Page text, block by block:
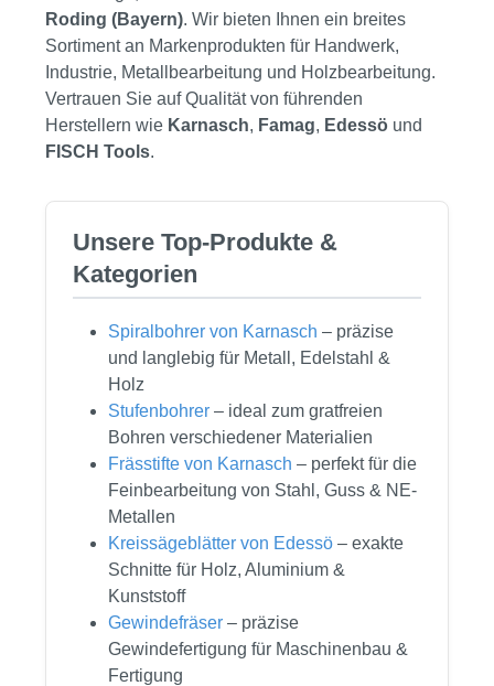
Roding (Bayern). Wir bieten Ihnen ein breites
Sortiment an Markenprodukten für Handwerk,
Industrie, Metallbearbeitung und Holzbearbeitung.
Vertrauen Sie auf Qualität von führenden
Herstellern wie Karnasch, Famag, Edessö und
FISCH Tools.
Unsere Top-Produkte &
Kategorien
Spiralbohrer von Karnasch – präzise
und langlebig für Metall, Edelstahl &
Holz
Stufenbohrer – ideal zum gratfreien
Bohren verschiedener Materialien
Frässtifte von Karnasch – perfekt für die
Feinbearbeitung von Stahl, Guss & NE-
Metallen
Kreissägeblätter von Edessö – exakte
Schnitte für Holz, Aluminium &
Kunststoff
Gewindefräser – präzise
Gewindefertigung für Maschinenbau &
Fertigung